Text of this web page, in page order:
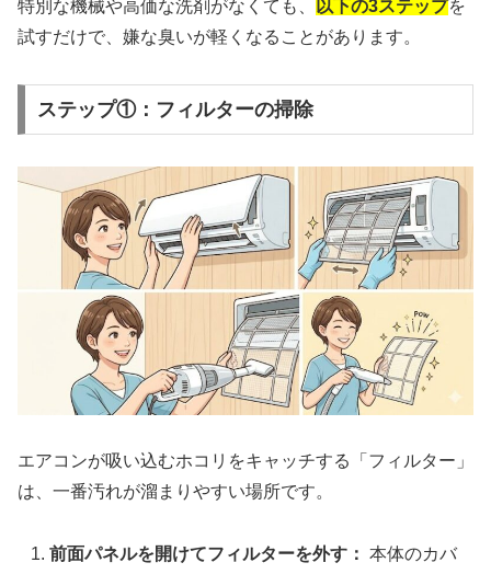
特別な機械や高価な洗剤がなくても、 以下の3ステップを
試すだけで、嫌な臭いが軽くなることがあります。
ステップ①：フィルターの掃除
エアコンが吸い込むホコリをキャッチする「フィルター」
は、一番汚れが溜まりやすい場所です。
前面パネルを開けてフィルターを外す： 本体のカバ